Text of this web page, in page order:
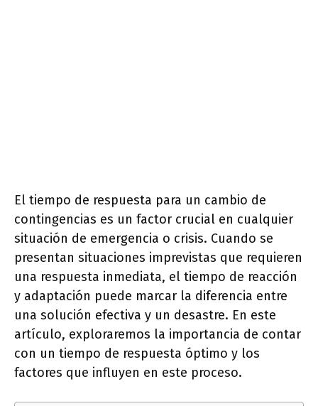
El tiempo de respuesta para un cambio de
contingencias es un factor crucial en cualquier
situación de emergencia o crisis. Cuando se
presentan situaciones imprevistas que requieren
una respuesta inmediata, el tiempo de reacción
y adaptación puede marcar la diferencia entre
una solución efectiva y un desastre. En este
artículo, exploraremos la importancia de contar
con un tiempo de respuesta óptimo y los
factores que influyen en este proceso.